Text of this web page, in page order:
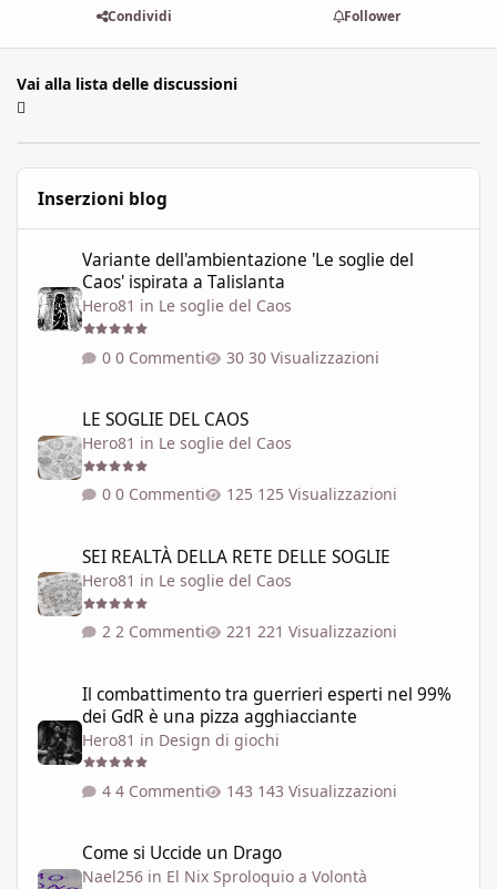
Condividi Follower
Vai alla lista delle discussioni
Inserzioni blog
Variante dell'ambientazione 'Le soglie del
Caos' ispirata a Talislanta
Hero81 in Le soglie del Caos
0 Commenti 30 Visualizzazioni
LE SOGLIE DEL CAOS
Hero81 in Le soglie del Caos
0 Commenti 125 Visualizzazioni
SEI REALTÀ DELLA RETE DELLE SOGLIE
Hero81 in Le soglie del Caos
2 Commenti 221 Visualizzazioni
Il combattimento tra guerrieri esperti nel 99%
dei GdR è una pizza agghiacciante
Hero81 in Design di giochi
4 Commenti 143 Visualizzazioni
Come si Uccide un Drago
Nael256 in El Nix Sproloquio a Volontà